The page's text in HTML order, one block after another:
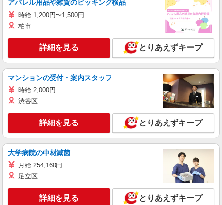
アパレル用品や雑貨のピッキング検品
時給 1,200円〜1,500円
柏市
詳細を見る とりあえずキープ
マンションの受付・案内スタッフ
時給 2,000円
渋谷区
詳細を見る とりあえずキープ
大学病院の中材滅菌
月給 254,160円
足立区
詳細を見る とりあえずキープ